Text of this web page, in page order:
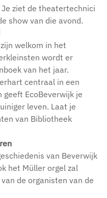
ziet de theatertechnici
show van die avond.
welkom in het
wordt er
van het jaar.
centraal in een
geeft EcoBeverwijk je
leven. Laat je
van Bibliotheek
van Beverwijk
het Müller orgel zal
de organisten van de